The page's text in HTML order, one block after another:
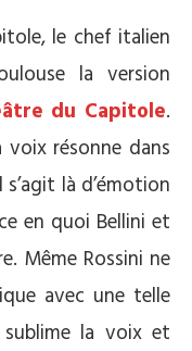
le chef italien
la version
du Capitole.
résonne dans
là d’émotion
en quoi Bellini et
Même Rossini ne
avec une telle
sublime la voix et